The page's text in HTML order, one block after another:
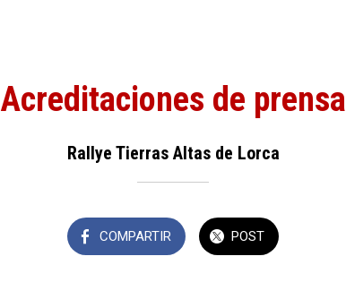
Acreditaciones de prensa
Rallye Tierras Altas de Lorca
COMPARTIR POST